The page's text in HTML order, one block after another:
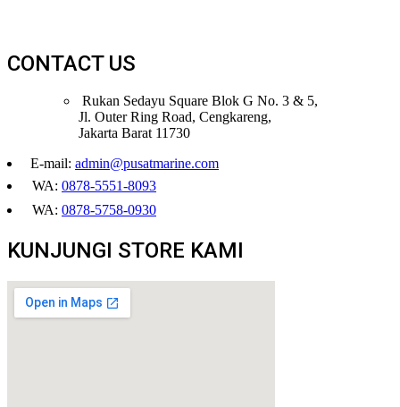
CONTACT US
Rukan Sedayu Square Blok G No. 3 & 5,
Jl. Outer Ring Road, Cengkareng,
Jakarta Barat 11730
E-mail: admin@pusatmarine.com
WA: 0878-5551-8093
WA: 0878-5758-0930
KUNJUNGI STORE KAMI